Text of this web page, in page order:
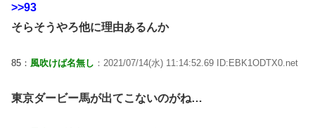
>>93
そらそうやろ他に理由あるんか
85： 風吹けば名無し ：2021/07/14(水) 11:14:52.69 ID:EBK1ODTX0.net
東京ダービー馬が出てこないのがね…